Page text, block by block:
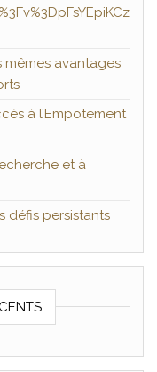
mêmes avantages
à l’Empotement
et à
défis persistants